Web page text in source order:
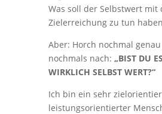
Was soll der Selbstwert mit
Zielerreichung zu tun
Aber: Horch nochmal
nochmals nach: „BIST DU
WIRKLICH SELBST WERT?“
Ich bin ein sehr
leistungsorientierter